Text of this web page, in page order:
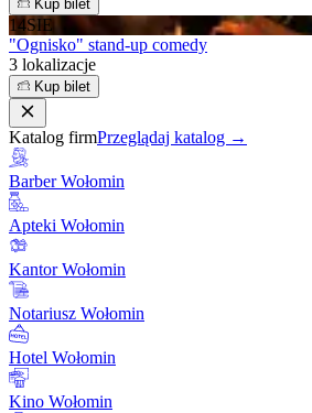
Kup bilet
14SIE
"Ognisko" stand-up comedy
3 lokalizacje
Kup bilet
Katalog firmPrzeglądaj katalog →
Barber Wołomin
Apteki Wołomin
Kantor Wołomin
Notariusz Wołomin
Hotel Wołomin
Kino Wołomin